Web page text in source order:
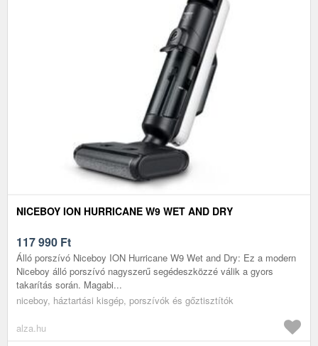
NICEBOY ION HURRICANE W9 WET AND DRY
117 990 Ft
Álló porszívó Niceboy ION Hurricane W9 Wet and Dry: Ez a modern
Niceboy álló porszívó nagyszerű segédeszközzé válik a gyors
takarítás során. Magabi...
niceboy, háztartási kisgép, porszívók és gőztisztítók
alza.hu